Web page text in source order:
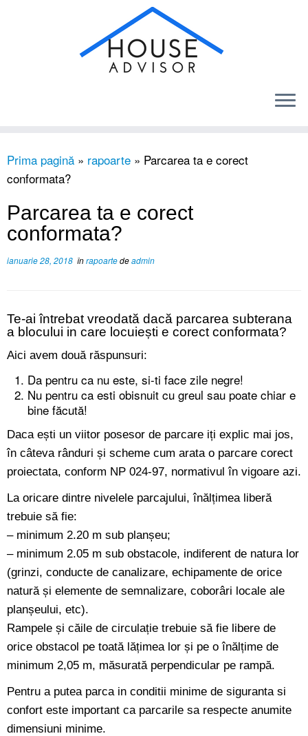
la
conținut
Prima pagină » rapoarte » Parcarea ta e corect
conformata?
Parcarea ta e corect
conformata?
ianuarie 28, 2018 înrapoartedeadmin
Te-ai întrebat vreodată dacă parcarea subterana
a blocului in care locuiești e corect conformata?
Aici avem două răspunsuri:
Da pentru ca nu este, si-ti face zile negre!
Nu pentru ca esti obisnuit cu greul sau poate chiar e
bine făcută!
Daca ești un viitor posesor de parcare iți explic mai jos,
în câteva rânduri și scheme cum arata o parcare corect
proiectata, conform NP 024-97, normativul în vigoare azi.
La oricare dintre nivelele parcajului, înălțimea liberă
trebuie să fie:
– minimum 2.20 m sub planșeu;
– minimum 2.05 m sub obstacole, indiferent de natura lor
(grinzi, conducte de canalizare, echipamente de orice
natură și elemente de semnalizare, coborâri locale ale
planșeului, etc).
Rampele și căile de circulație trebuie să fie libere de
orice obstacol pe toată lățimea lor și pe o înălțime de
minimum 2,05 m, măsurată perpendicular pe rampă.
Pentru a putea parca in conditii minime de siguranta si
confort este important ca parcarile sa respecte anumite
dimensiuni minime.